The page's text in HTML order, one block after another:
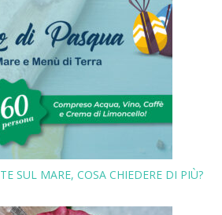
SUL MARE, COSA CHIEDERE DI PIÙ?